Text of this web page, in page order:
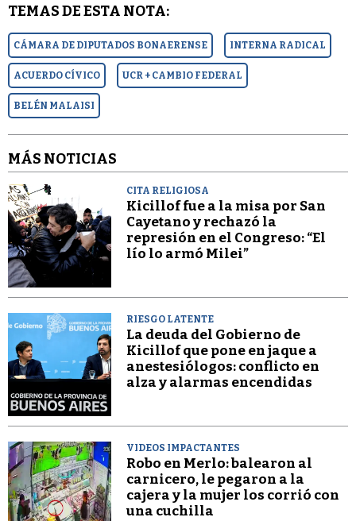
TEMAS DE ESTA NOTA:
CÁMARA DE DIPUTADOS BONAERENSE INTERNA RADICAL
ACUERDO CÍVICO UCR + CAMBIO FEDERAL
BELÉN MALAISI
MÁS NOTICIAS
CITA RELIGIOSA
Kicillof fue a la misa por San
Cayetano y rechazó la
represión en el Congreso: “El
lío lo armó Milei”
RIESGO LATENTE
La deuda del Gobierno de
Kicillof que pone en jaque a
anestesiólogos: conflicto en
alza y alarmas encendidas
VIDEOS IMPACTANTES
Robo en Merlo: balearon al
carnicero, le pegaron a la
cajera y la mujer los corrió con
una cuchilla